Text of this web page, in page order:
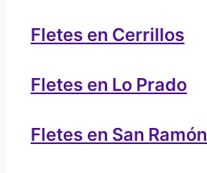
Fletes en Cerrillos
Fletes en Lo Prado
Fletes en San Ramón